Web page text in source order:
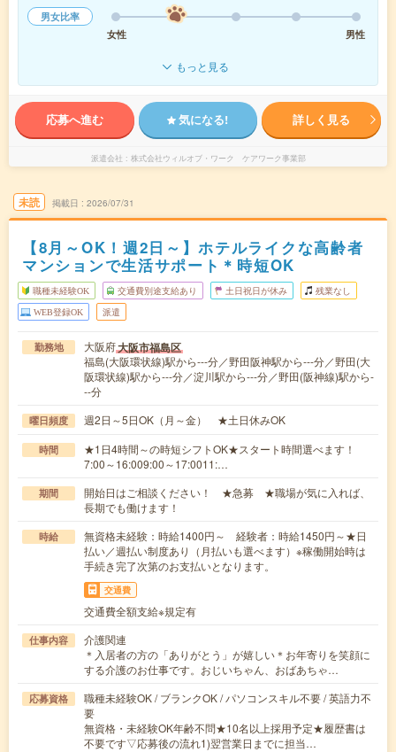
男女比率
女性
男性
もっと見る
応募へ進む 気になる! 詳しく見る
派遣会社 株式会社ウィルオブ・ワーク ケアワーク事業部
未読 掲載日 2026/07/31
【8月～OK！週2日～】ホテルライクな高齢者
マンションで生活サポート＊時短OK
職種未経験OK 交通費別途支給あり 土日祝日が休み 残業なし
WEB登録OK 派遣
勤務地 大阪府大阪市福島区
福島(大阪環状線)駅から---分／野田阪神駅から---分／野田(大
阪環状線)駅から---分／淀川駅から---分／野田(阪神線)駅から-
--分
曜日頻度 週2日～5日OK（月～金） ★土日休みOK
時間
★1日4時間～の時短シフトOK★スタート時間選べます！
7:00～16:009:00～17:0011:…
期間
開始日はご相談ください！ ★急募 ★職場が気に入れば、
長期でも働けます！
時給
無資格未経験：時給1400円～ 経験者：時給1450円～★日
払い／週払い制度あり（月払いも選べます）※稼働開始時は
手続き完了次第のお支払いとなります。
交通費
交通費全額支給※規定有
仕事内容
介護関連
＊入居者の方の「ありがとう」が嬉しい＊お年寄りを笑顔に
する介護のお仕事です。おじいちゃん、おばあちゃ…
応募資格
職種未経験OK / ブランクOK / パソコンスキル不要 / 英語力不
要
無資格・未経験OK年齢不問★10名以上採用予定★履歴書は
不要です▽応募後の流れ1)翌営業日までに担当…